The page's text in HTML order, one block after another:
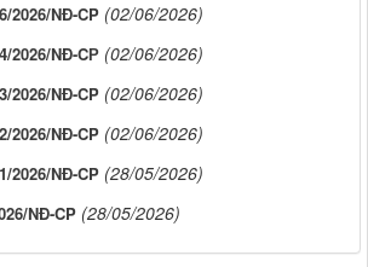
2026/NĐ-CP (02/06/2026)
2026/NĐ-CР (02/06/2026)
2026/NĐ-CP (02/06/2026)
2026/NĐ-CP (02/06/2026)
2026/NĐ-CP (28/05/2026)
NĐ-CP (28/05/2026)